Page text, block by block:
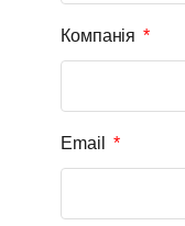
Компанія
Email